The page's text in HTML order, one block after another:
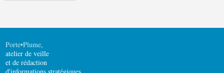
Porte•Plume,
atelier de veille
et de rédaction
d'informations stratégiques